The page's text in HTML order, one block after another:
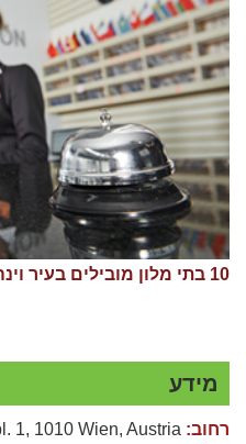
10 בתי מלון מובילים בעיר וינה
מידע
רחוב: